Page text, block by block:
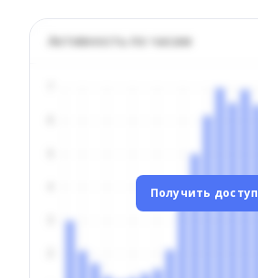
Активность по часам
Получить доступ